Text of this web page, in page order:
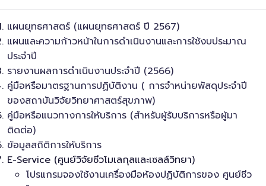
แผนยุทธศาสตร์ (แผนยุทธศาสตร์ ปี 2567)
แผนและความก้าวหน้าในการดำเนินงานและการใช้งบประมาณ
ประจำปี
รายงานผลการดำเนินงานประจำปี (2566)
คู่มือหรือมาตรฐานการปฏิบัติงาน ( การจำหน่ายพัสดุประจำปี
ของสถาบันวิจัยวิทยาศาสตร์สุขภาพ)
คู่มือหรือแนวทางการให้บริการ (สำหรับผู้รับบริการหรือผู้มา
ติดต่อ)
ข้อมูลสถิติการให้บริการ
E-Service (ศูนย์วิจัยชีวโมเลกุลและเซลล์วิทยา)
โปรแกรมจองใช้งานเครื่องมือห้องปฏิบัติการของ ศูนย์ชีว